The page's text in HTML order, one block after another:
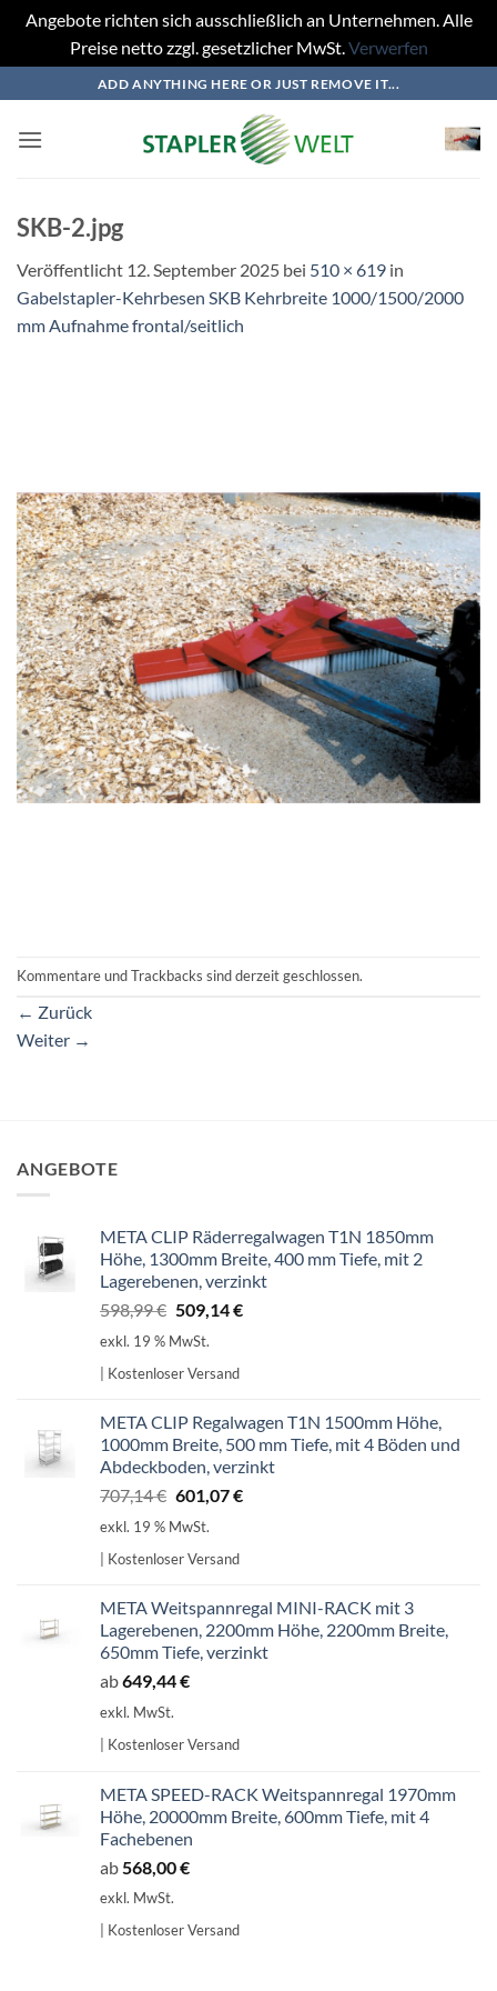
Angebote richten sich ausschließlich an Unternehmen. Alle
Preise netto zzgl. gesetzlicher MwSt.Verwerfen
Inhalt
springen
ADD ANYTHING HERE OR JUST REMOVE IT...
SKB-2.jpg
Veröffentlicht 12. September 2025 bei 510 × 619 in
Gabelstapler-Kehrbesen SKB Kehrbreite 1000/1500/2000
mm Aufnahme frontal/seitlich
Kommentare und Trackbacks sind derzeit geschlossen.
← Zurück
Weiter →
ANGEBOTE
META CLIP Räderregalwagen T1N 1850mm
Höhe, 1300mm Breite, 400 mm Tiefe, mit 2
Lagerebenen, verzinkt
598,99€ Ursprünglicher
Preis
598,99 €
509,14€Aktueller
exkl. 19 % MwSt.
| Kostenloser Versand
META CLIP Regalwagen T1N 1500mm Höhe,
1000mm Breite, 500 mm Tiefe, mit 4 Böden und
Abdeckboden, verzinkt
707,14€ Ursprünglicher
Preis
707,14 €
601,07€Aktueller
exkl. 19 % MwSt.
| Kostenloser Versand
META Weitspannregal MINI-RACK mit 3
Lagerebenen, 2200mm Höhe, 2200mm Breite,
650mm Tiefe, verzinkt
ab649,44€
exkl. MwSt.
| Kostenloser Versand
META SPEED-RACK Weitspannregal 1970mm
Höhe, 20000mm Breite, 600mm Tiefe, mit 4
Fachebenen
ab 568,00€
exkl. MwSt.
| Kostenloser Versand